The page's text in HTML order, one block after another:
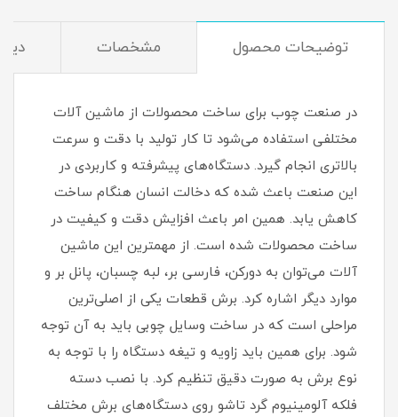
توضیحات محصول مشخصات
در صنعت چوب برای ساخت محصولات از ماشین آلات
مختلفی استفاده می‌شود تا کار تولید با دقت و سرعت
بالاتری انجام گیرد. دستگاه‌های پیشرفته و کاربردی در
این صنعت باعث شده که دخالت انسان هنگام ساخت
کاهش یابد. همین امر باعث افزایش دقت و کیفیت در
ساخت محصولات شده است. از مهمترین این ماشین
آلات ‌می‌توان به دورکن، فارسی بر، لبه چسبان، پانل بر و
موارد دیگر اشاره کرد. برش قطعات یکی از اصلی‌ترین
مراحلی است که در ساخت وسایل چوبی باید به آن توجه
شود. برای همین باید زاویه و تیغه دستگاه را با توجه به
نوع برش به صورت دقیق تنظیم کرد. با نصب دسته
فلکه آلومینیوم گرد تاشو روی دستگاه‌های برش مختلف